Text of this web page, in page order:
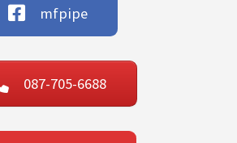
mfpipe
087-705-6688